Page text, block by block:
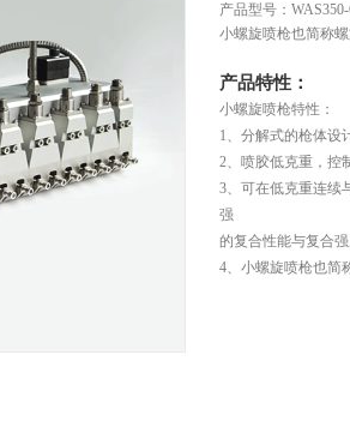
产品型号：
小螺旋喷枪也简称
产品特性：
小螺旋喷枪特性：
1、分解式的枪体设
2、喷胶低克重，控
3、可在低克重连续
强
的复合性能与复合
4、小螺旋喷枪也简